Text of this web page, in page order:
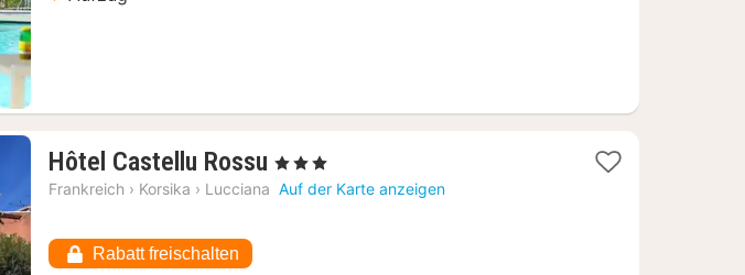
Hôtel Castellu Rossu 1
Nacht
, 3 Sterne
Frankreich › Korsika › Lucciana Auf der Karte anzeigen
Rabatt freischalten